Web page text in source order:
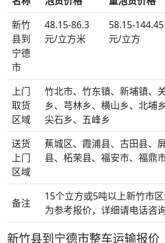
新竹
县到
宁德
市
48.15-86.3
元/立方米
58.15-144.45
元/立方
上门
取货
区域
竹北市、竹东镇、新埔镇、
乡、芎林乡、横山乡、北埔
尖石乡、五峰乡
送货
上门
区域
蕉城区、霞浦县、古田县、
县、柘荣县、福安市、福鼎
备注
15个立方或5吨以上新竹市
为参考报价，详细请电话咨
新竹县到宁德市整车运输报价